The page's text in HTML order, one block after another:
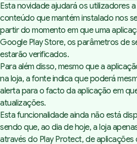
Esta novidade ajudará os utilizadores
conteúdo que mantém instalado nos
partir do momento em que uma
Google Play Store, os parâmetros de
estarão verificados.
Para além disso, mesmo que a
na loja, a fonte indica que poderá
alerta para o facto da aplicação em
atualizações.
Esta funcionalidade ainda não está
sendo que, ao dia de hoje, a loja
através do Play Protect, de aplicações